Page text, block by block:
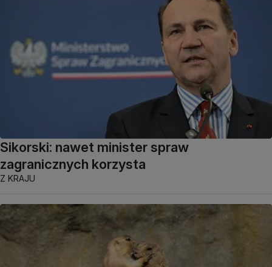
Sikorski: nawet minister spraw
zagranicznych korzysta
Z KRAJU